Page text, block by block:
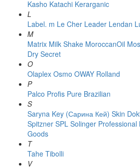
Kasho Katachi Kerarganic
L
Label. m Le Cher Leader Lendan
M
Matrix Milk Shake MoroccanOil
Dry Secret
O
Olaplex Osmo OWAY Rolland
P
Palco Profis Pure Brazilian
S
Saryna Key (Сарина Кей) Skin
Spitzner SPL Solinger Professional
Goods
T
Tahe Tibolli
V